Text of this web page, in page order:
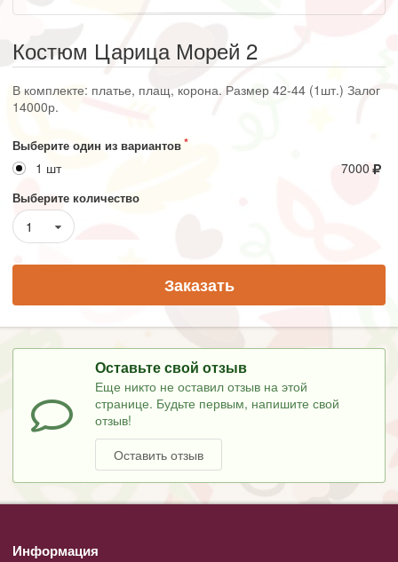
Костюм Царица Морей 2
В комплекте: платье, плащ, корона. Размер 42-44 (1шт.) Залог
14000р.
Выберите один из вариантов
1 шт 7000
Выберите количество
1
Заказать
Оставьте свой отзыв
Еще никто не оставил отзыв на этой
странице. Будьте первым, напишите свой
отзыв!
Оставить отзыв
Информация